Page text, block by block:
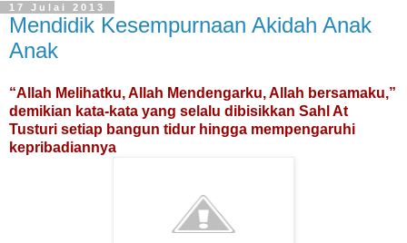
17 Julai 2013
Mendidik Kesempurnaan Akidah Anak
Anak
“Allah Melihatku, Allah Mendengarku, Allah bersamaku,”
demikian kata-kata yang selalu dibisikkan Sahl At
Tusturi setiap bangun tidur hingga mempengaruhi
kepribadiannya